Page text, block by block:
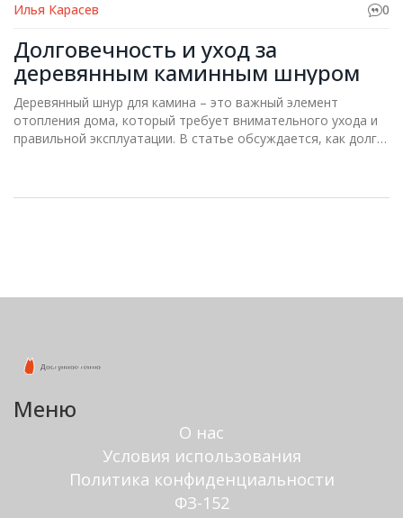
Илья Карасев 0
Долговечность и уход за
деревянным каминным шнуром
Деревянный шнур для камина – это важный элемент
отопления дома, который требует внимательного ухода и
правильной эксплуатации. В статье обсуждается, как долго
Меню
О нас
Условия использования
Политика конфиденциальности
ФЗ-152